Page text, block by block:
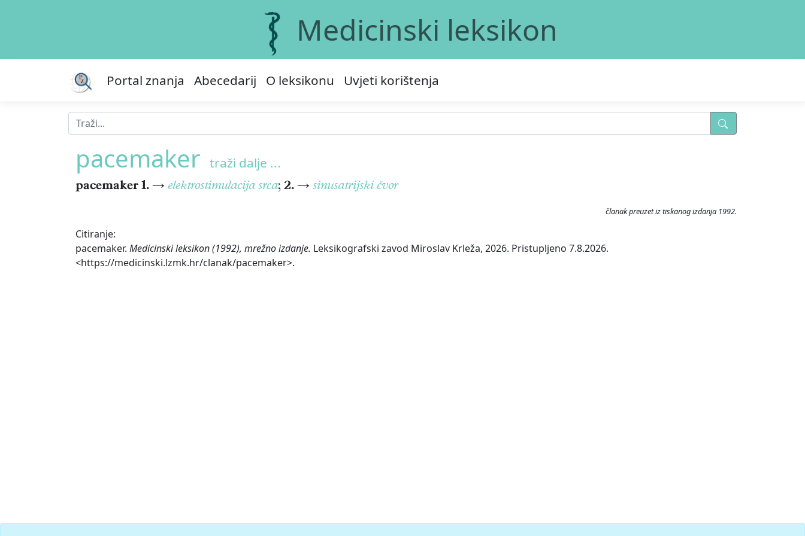
Medicinski leksikon
Portal znanja Abecedarij O leksikonu Uvjeti korištenja
pacemaker traži dalje ...
pacemaker 1. → elektrostimulacija srca; 2. → sinusatrijski čvor
članak preuzet iz tiskanog izdanja 1992.
Citiranje:
pacemaker. Medicinski leksikon (1992), mrežno izdanje. Leksikografski zavod Miroslav Krleža, 2026. Pristupljeno 7.8.2026.
<https://medicinski.lzmk.hr/clanak/pacemaker>.